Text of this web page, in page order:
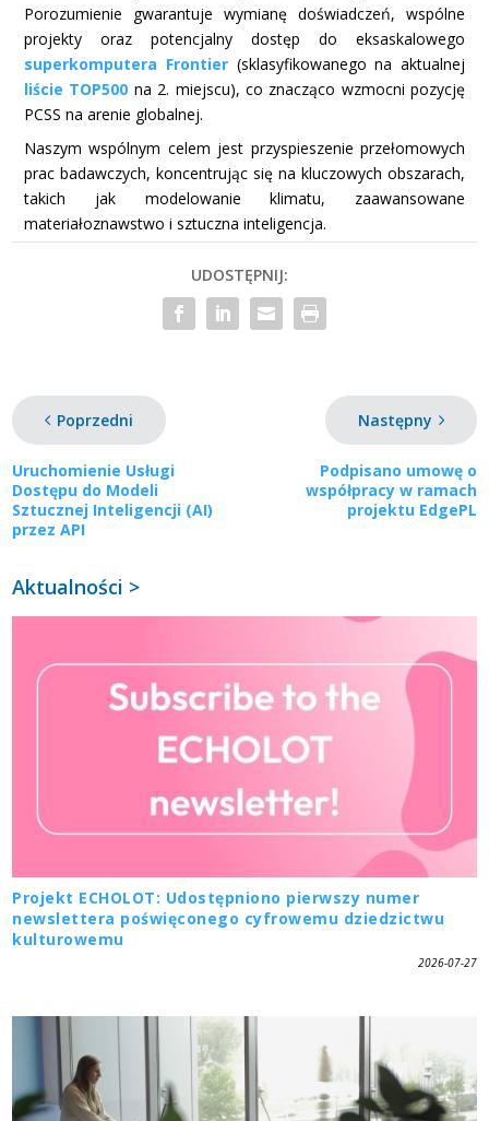
Porozumienie gwarantuje wymianę doświadczeń, wspólne
projekty oraz potencjalny dostęp do eksaskalowego
superkomputera Frontier(sklasyfikowanego na aktualnej
liście TOP500 na 2. miejscu), co znacząco wzmocni pozycję
PCSS na arenie globalnej.
Naszym wspólnym celem jest przyspieszenie przełomowych
prac badawczych, koncentrując się na kluczowych obszarach,
takich jak modelowanie klimatu, zaawansowane
materiałoznawstwo i sztuczna inteligencja.
UDOSTĘPNIJ:
Poprzedni
Uruchomienie Usługi
Dostępu do Modeli
Sztucznej Inteligencji (AI)
przez API
Następny
Podpisano umowę o
współpracy w ramach
projektu EdgePL
Aktualności >
Projekt ECHOLOT: Udostępniono pierwszy numer
newslettera poświęconego cyfrowemu dziedzictwu
kulturowemu
2026-07-27